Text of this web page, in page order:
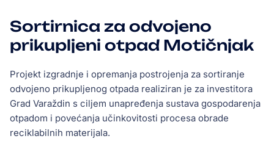
Sortirnica za odvojeno
prikupljeni otpad Motičnjak
Projekt izgradnje i opremanja postrojenja za sortiranje
odvojeno prikupljenog otpada realiziran je za investitora
Grad Varaždin s ciljem unapređenja sustava gospodarenja
otpadom i povećanja učinkovitosti procesa obrade
reciklabilnih materijala.